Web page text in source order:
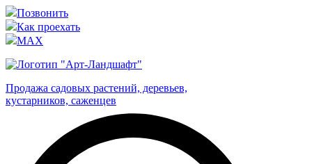
Позвонить
Как проехать
MAX
Продажа садовых растений, деревьев,
кустарников, саженцев